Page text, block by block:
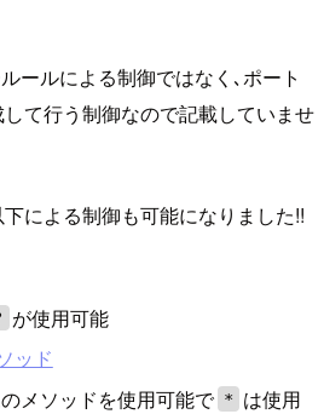
ールによる制御ではなく､ポート
て行う制御なので記載していませ
による制御も可能になりました!!
が使用可能
ッド
メソッドを使用可能で *
は使用